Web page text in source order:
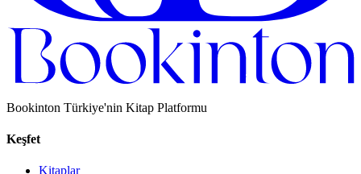
Bookinton Türkiye'nin Kitap Platformu
Keşfet
Kitaplar